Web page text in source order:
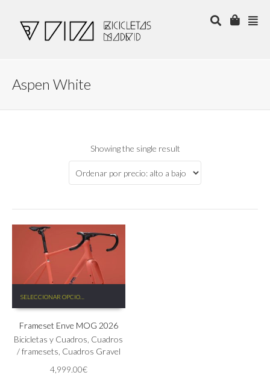
Aspen White
Showing the single result
SELECCIONAR OPCIONES
producto
múltiples
variantes.
Las
Frameset Enve MOG 2026
Bicicletas y Cuadros, Cuadros
/ framesets, Cuadros Gravel
4,999.00€